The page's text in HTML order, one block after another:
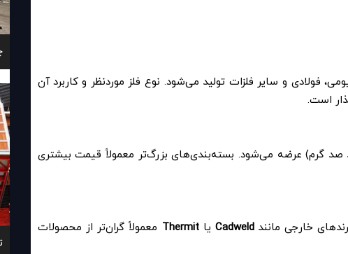
فولادی و سایر فلزات تولید می‌شود. نوع فلز موردنظر و کاربرد آن
است.
وزن‌های مختلف (معمولاً از 15 گرم تا چند صد گرم) عرضه می‌شود. بسته‌بندی‌های بزرگ‌تر معمولاً قیمت بیشتری
خارجی مانندCadweld یاThermit معمولاً گران‌تر از محصولات